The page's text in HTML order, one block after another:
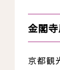
金閣
京都観